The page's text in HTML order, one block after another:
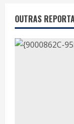
OUTRAS